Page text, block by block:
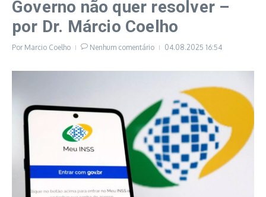
Governo não quer resolver –
por Dr. Márcio Coelho
Por Marcio Coelho Nenhum comentário 04.08.2025 16:54